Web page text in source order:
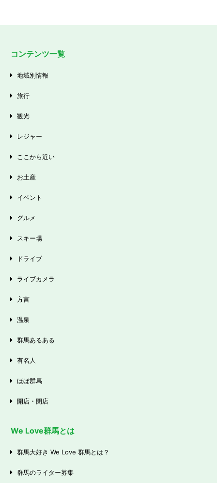
コンテンツ一覧
地域別情報
旅行
観光
レジャー
ここから近い
お土産
イベント
グルメ
スキー場
ドライブ
ライブカメラ
方言
温泉
群馬あるある
有名人
ほぼ群馬
開店・閉店
We Love群馬とは
群馬大好き We Love 群馬とは？
群馬のライター募集